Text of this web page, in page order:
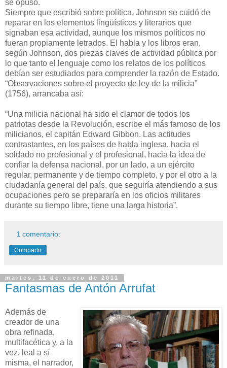
se opuso.
Siempre que escribió sobre política, Johnson se cuidó de
reparar en los elementos lingüísticos y literarios que
signaban esa actividad, aunque los mismos políticos no
fueran propiamente letrados. El habla y los libros eran,
según Johnson, dos piezas claves de actividad pública por
lo que tanto el lenguaje como los relatos de los políticos
debían ser estudiados para comprender la razón de Estado.
“Observaciones sobre el proyecto de ley de la milicia”
(1756), arrancaba así:
“Una milicia nacional ha sido el clamor de todos los
patriotas desde la Revolución, escribe el más famoso de los
milicianos, el capitán Edward Gibbon. Las actitudes
contrastantes, en los países de habla inglesa, hacia el
soldado no profesional y el profesional, hacia la idea de
confiar la defensa nacional, por un lado, a un ejército
regular, permanente y de tiempo completo, y por el otro a la
ciudadanía general del país, que seguiría atendiendo a sus
ocupaciones pero se prepararía en los oficios militares
durante su tiempo libre, tiene una larga historia”.
1 comentario:
Compartir
martes, 11 de enero de 2011
Fantasmas de Antón Arrufat
Además de
creador de una
obra refinada,
multifacética y, a la
vez, leal a sí
misma, el narrador,